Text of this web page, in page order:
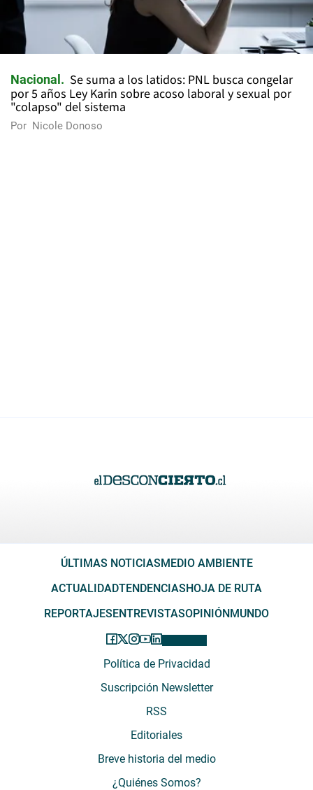
Nacional
Se suma a los latidos: PNL busca congelar
por 5 años Ley Karin sobre acoso laboral y sexual por
"colapso" del sistema
Por Nicole Donoso
ÚLTIMAS NOTICIAS MEDIO AMBIENTE
ACTUALIDADTENDENCIAS HOJA DE RUTA
REPORTAJES ENTREVISTASOPINIÓN MUNDO
Política de Privacidad
Suscripción Newsletter
RSS
Editoriales
Breve historia del medio
¿Quiénes Somos?